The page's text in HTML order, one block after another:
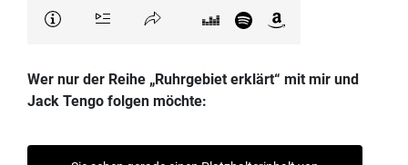
Wer nur der Reihe „Ruhrgebiet erklärt“ mit mir und
Jack Tengo folgen möchte: